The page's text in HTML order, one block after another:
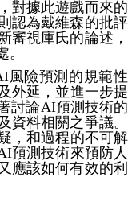
對據此遊戲而來的
認為戴維森的批評
審視庫氏的論述，
險預測的規範性
外延，並進一步提
討論AI預測技術的
資料相關之爭議。
，和過程的不可解
預測技術來預防人
應該如何有效的利